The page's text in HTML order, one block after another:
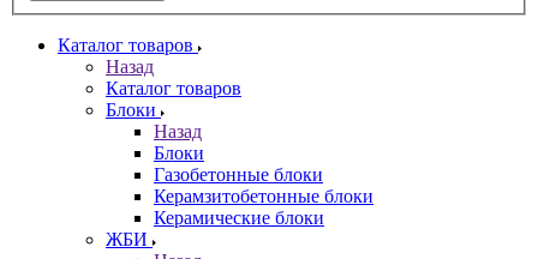
Каталог товаров
Назад
Каталог товаров
Блоки
Назад
Блоки
Газобетонные блоки
Керамзитобетонные блоки
Керамические блоки
ЖБИ